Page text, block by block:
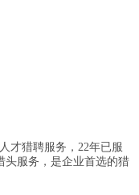
才猎聘服务，22年已服
头服务，是企业首选的猎